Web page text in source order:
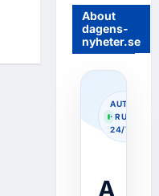
About
dagens-
nyheter.se
· RUNNING
24/7
A